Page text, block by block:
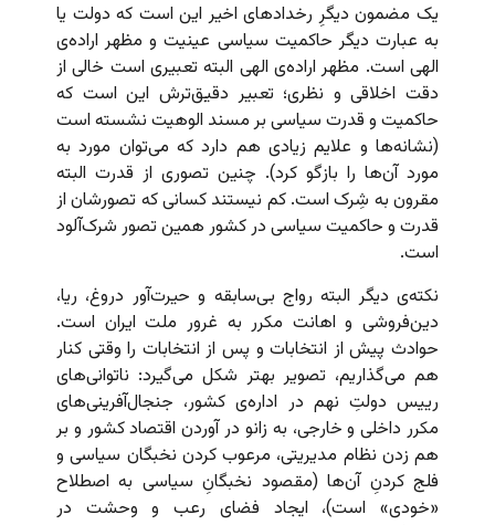
یک مضمون دیگرِ رخدادهای اخیر این است که دولت یا
به عبارت دیگر حاکمیت سیاسی عینیت و مظهر اراده‌ی
الهی است. مظهر اراده‌ی الهی البته تعبیری است خالی از
دقت اخلاقی و نظری؛ تعبیر دقیق‌ترش این است که
حاکمیت و قدرت سیاسی بر مسند الوهیت نشسته است
(نشانه‌ها و علایم زیادی هم دارد که می‌توان مورد به
مورد آن‌ها را بازگو کرد). چنین تصوری از قدرت البته
مقرون به شِرک است. کم نیستند کسانی که تصورشان از
قدرت و حاکمیت سیاسی در کشور همین تصور شرک‌آلود
است.
نکته‌ی دیگر البته رواج بی‌سابقه و حیرت‌آور دروغ، ریا،
دین‌فروشی و اهانت مکرر به غرور ملت ایران است.
حوادث پیش از انتخابات و پس از انتخابات را وقتی کنار
هم می‌گذاریم، تصویر بهتر شکل‌ می‌گیرد: ناتوانی‌های
رییس دولتِ نهم در اداره‌ی کشور، جنجال‌آفرینی‌های
مکرر داخلی و خارجی، به زانو در آوردن اقتصاد کشور و بر
هم زدن نظام مدیریتی، مرعوب کردن نخبگان سیاسی و
فلج کردنِ آن‌ها (مقصود نخبگانِ سیاسی به اصطلاح
«خودی» است)، ایجاد فضای رعب و وحشت در